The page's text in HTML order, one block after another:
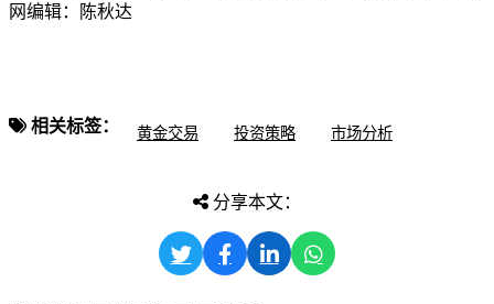
网编辑：陈秋达
相关标签： 黄金交易 投资策略 市场分析
分享本文：